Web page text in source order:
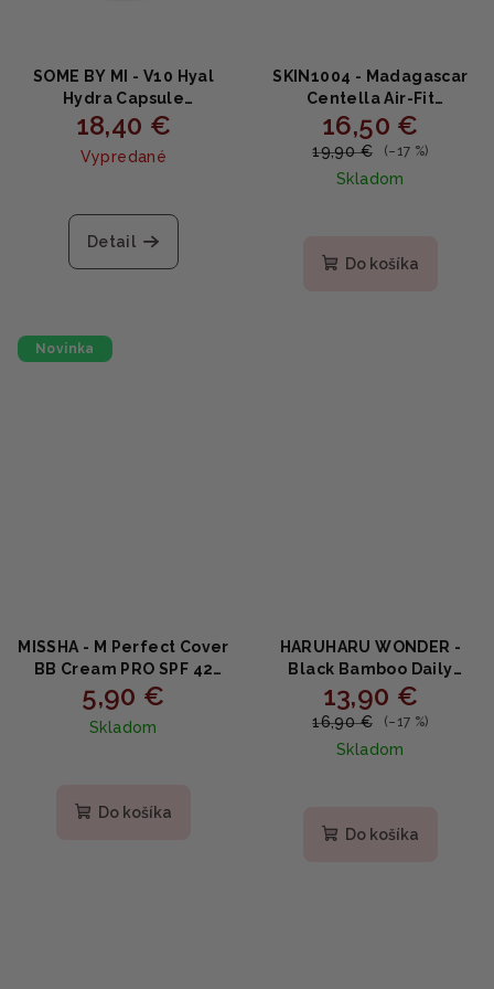
SOME BY MI - V10 Hyal
Hydra Capsule
Sunscreen - Hydratačný
opaľovací krém 40ml
18,40 €
Vypredané
Detail
SKIN1004 - Madagascar
Centella Air-Fit
Suncream PLUS SPF50+
PA++++ - Hypoalergénny
minerálny opaľovací
krém 50ml
16,50 €
19,90 € (–17 %)
Skladom
Do košíka
Novinka
MISSHA - M Perfect Cover
BB Cream PRO SPF 42
PA+++ #27 Honey Beige -
Krycí BB krém s ochranou
SPF42 20ml
5,90 €
Skladom
Do košíka
HARUHARU WONDER -
Black Bamboo Daily
Soothing Sun Shield -
Opaľovací krém v tyčinke
s SPF50+ PA++++ 20g
13,90 €
16,90 € (–17 %)
Skladom
Do košíka